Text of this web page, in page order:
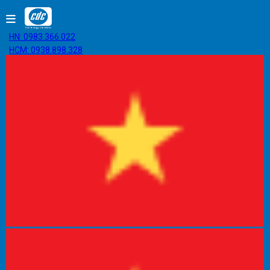
HN: 0983.366.022
HCM: 0938.898.328